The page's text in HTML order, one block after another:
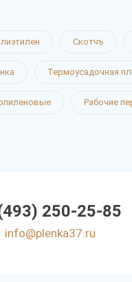
Скотчъ
Термоусадочная
Рабочие
250-25-85
info@plenka37.ru